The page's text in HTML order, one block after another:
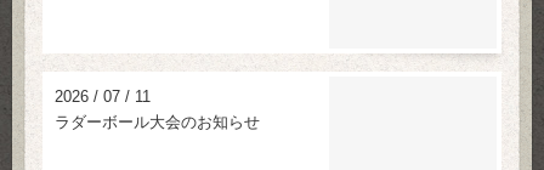
2026 / 07 / 11
ラダーボール大会のお知らせ